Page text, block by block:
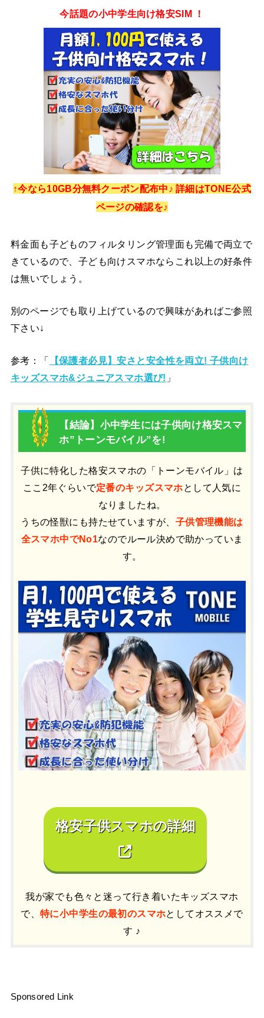
今話題の小中学生向け格安SIM ！
↑今なら10GB分無料クーポン配布中♪ 詳細はTONE公式
ページの確認を♪
料金面も子どものフィルタリング管理面も完備で両立で
きているので、子ども向けスマホならこれ以上の好条件
は無いでしょう。
別のページでも取り上げているので興味があればご参照
下さい↓
参考：「 【保護者必見】安さと安全性を両立! 子供向け
キッズスマホ&ジュニアスマホ選び! 」
【結論】小中学生には子供向け格安スマ
ホ”トーンモバイル”を!
子供に特化した格安スマホの「トーンモバイル」は
ここ2年ぐらいで定番のキッズスマホとして人気に
なりましたね。
うちの怪獣にも持たせていますが、 子供管理機能は
全スマホ中でNo1なのでルール決めで助かっていま
す。
格安子供スマホの詳細
我が家でも色々と迷って行き着いたキッズスマホ
で、特に小中学生の最初のスマホとしてオススメで
す ♪
Sponsored Link